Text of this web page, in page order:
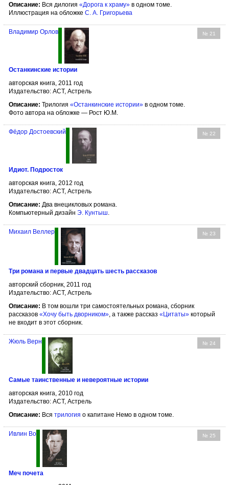
Описание: Вся дилогия «Дорога к храму» в одном томе.
Иллюстрация на обложке С. А. Григорьева
№ 21
Владимир Орлов
Останкинские истории
авторская книга, 2011 год
Издательство: АСТ, Астрель
Описание: Трилогия «Останкинские истории» в одном томе.
Фото автора на обложке — Рост Ю.М.
№ 22
Фёдор Достоевский
Идиот. Подросток
авторская книга, 2012 год
Издательство: АСТ, Астрель
Описание: Два внецикловых романа.
Компьютерный дизайн Э. Кунтыш.
№ 23
Михаил Веллер
Три романа и первые двадцать шесть рассказов
авторский сборник, 2011 год
Издательство: АСТ, Астрель
Описание: В том вошли три самостоятельных романа, сборник
рассказов «Хочу быть дворником», а также рассказ «Цитаты» который
не входит в этот сборник.
№ 24
Жюль Верн
Самые таинственные и невероятные истории
авторская книга, 2010 год
Издательство: АСТ, Астрель
Описание: Вся трилогия о капитане Немо в одном томе.
№ 25
Ивлин Во
Меч почета